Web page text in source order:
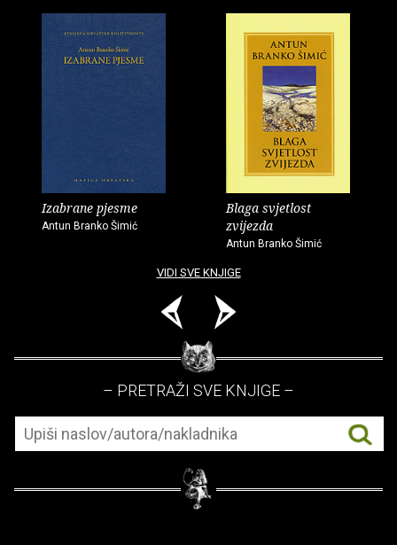
Izabrane pjesme
Antun Branko Šimić
Blaga svjetlost
zvijezda
Antun Branko Šimić
VIDI SVE KNJIGE
– PRETRAŽI SVE KNJIGE –